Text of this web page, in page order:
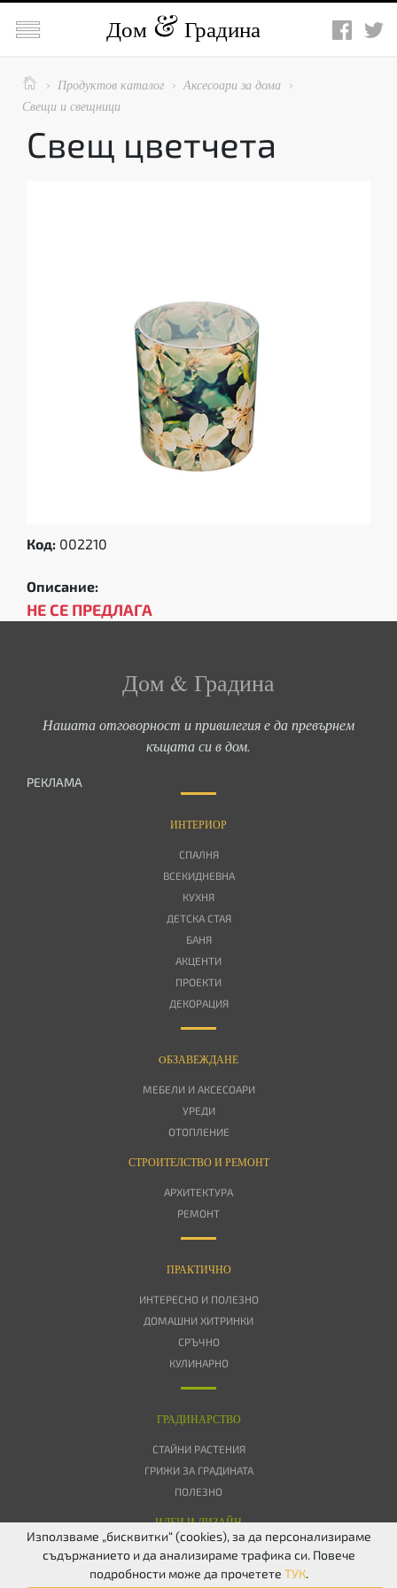
 Дом Градина
  Продуктов каталог  Аксесоари за дома 
Свещи и свещници
Свещ цветчета
Код: 002210
Описание:
НЕ СЕ ПРЕДЛАГА
Дом & Градина
Нашата отговорност и привилегия е да превърнем
къщата си в дом.
РЕКЛАМА
ИНТЕРИОР
СПАЛНЯ
ВСЕКИДНЕВНА
КУХНЯ
ДЕТСКА СТАЯ
БАНЯ
АКЦЕНТИ
ПРОЕКТИ
ДЕКОРАЦИЯ
OБЗАВЕЖДАНЕ
МЕБЕЛИ И АКСЕСОАРИ
УРЕДИ
ОТОПЛЕНИЕ
СТРОИТЕЛСТВО И РЕМОНТ
АРХИТЕКТУРА
РЕМОНТ
ПРАКТИЧНО
ИНТЕРЕСНО И ПОЛЕЗНО
ДОМАШНИ ХИТРИНКИ
СРЪЧНО
КУЛИНАРНО
ГРАДИНАРСТВО
СТАЙНИ РАСТЕНИЯ
ГРИЖИ ЗА ГРАДИНАТА
ПОЛЕЗНО
ИДЕИ И ДИЗАЙН
ПОВЕРИТЕЛНОСТ БИСКВИТКИ КОНТАКТИ
Използваме „бисквитки“ (cookies), за да персонализираме
съдържанието и да анализираме трафика си. Повече
подробности може да прочетете ТУК.